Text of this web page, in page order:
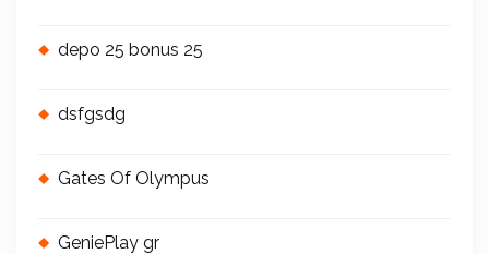
depo 25 bonus 25
dsfgsdg
Gates Of Olympus
GeniePlay gr